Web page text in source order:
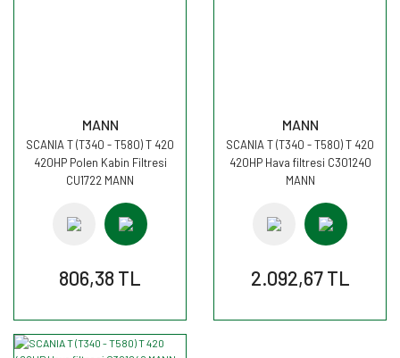
MANN
SCANIA T (T340 - T580) T 420
420HP Polen Kabin Filtresi
CU1722 MANN
806,38 TL
MANN
SCANIA T (T340 - T580) T 420
420HP Hava filtresi C301240
MANN
2.092,67 TL